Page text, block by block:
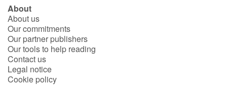
About
About us
Our commitments
Our partner publishers
Our tools to help reading
Contact us
Legal notice
Cookie policy